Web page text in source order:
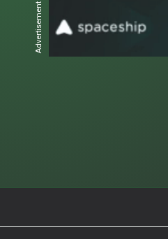
Advertisement